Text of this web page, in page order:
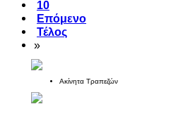
10
Επόμενο
Τέλος
»
Ακίνητα Τραπεζών